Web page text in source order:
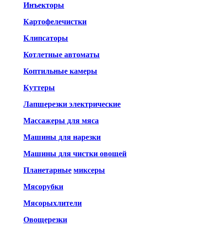
Инъекторы
Картофелечистки
Клипсаторы
Котлетные автоматы
Коптильные камеры
Куттеры
Лапшерезки электрические
Массажеры для мяса
Машины для нарезки
Машины для чистки овощей
Планетарные миксеры
Мясорубки
Мясорыхлители
Овощерезки